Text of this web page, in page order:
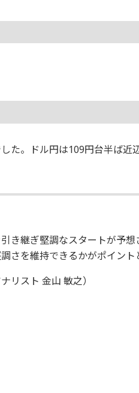
た。ドル円は109円台半ば近
き継ぎ堅調なスタートが予想
さを維持できるかがポイント
リスト 金山 敏之）